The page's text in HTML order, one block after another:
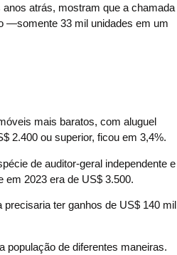
atrás, mostram que a chamada
—somente 33 mil unidades em um
mais baratos, com aluguel
2.400 ou superior, ficou em 3,4%.
de auditor-geral independente e
em 2023 era de US$ 3.500.
ter ganhos de US$ 140 mil
população de diferentes maneiras.